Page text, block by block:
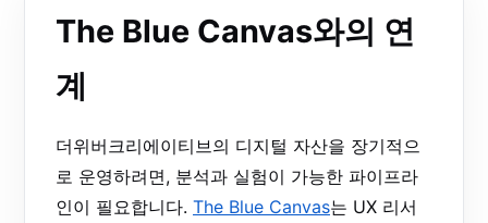
The Blue Canvas와의 연
계
더위버크리에이티브의 디지털 자산을 장기적으
로 운영하려면, 분석과 실험이 가능한 파이프라
인이 필요합니다. The Blue Canvas는 UX 리서